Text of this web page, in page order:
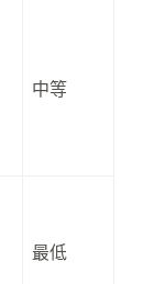
中等
最低